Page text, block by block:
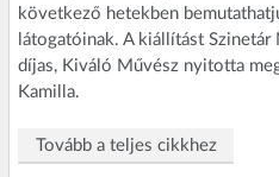
következő hetekben
látogatóinak. A kiállítást
díjas, Kiváló Művész nyitotta
Kamilla.
Tovább a teljes cikkhez